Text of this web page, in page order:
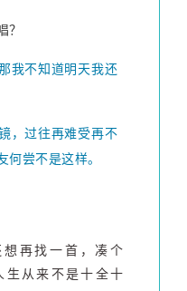
？
我不知道明天我还
，过往再难受再不
何尝不是这样。
再找一首，凑个
生从来不是十全十